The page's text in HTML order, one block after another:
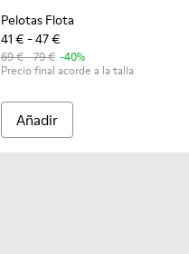
Pelotas Flota
41 € - 47 €
69 € - 79 € -40%
Precio final acorde a la talla
Añadir